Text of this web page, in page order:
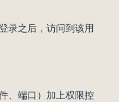
录之后，访问到该用
、端口）加上权限控